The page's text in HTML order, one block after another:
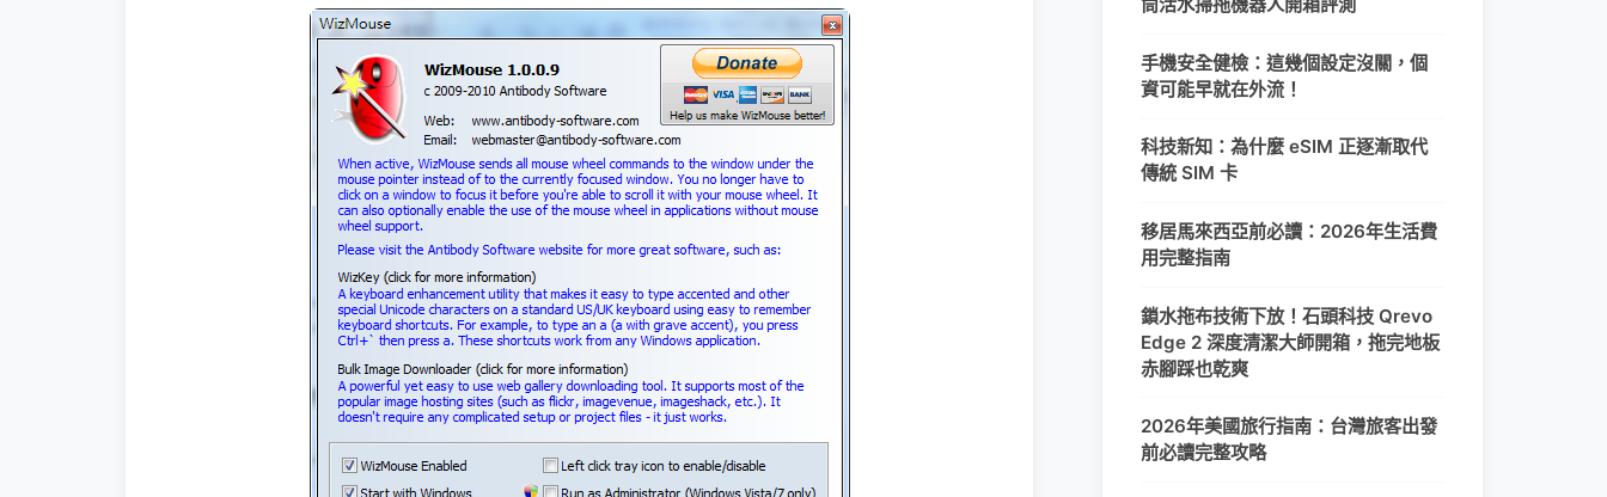
手機安全健檢：這幾個設定沒關，個
資可能早就在外流！
科技新知：為什麼 eSIM 正逐漸取代
傳統 SIM 卡
移居馬來西亞前必讀：2026年生活費
用完整指南
鎖水拖布技術下放！石頭科技 Qrevo
Edge 2 深度清潔大師開箱，拖完地板
赤腳踩也乾爽
2026年美國旅行指南：台灣旅客出發
前必讀完整攻略